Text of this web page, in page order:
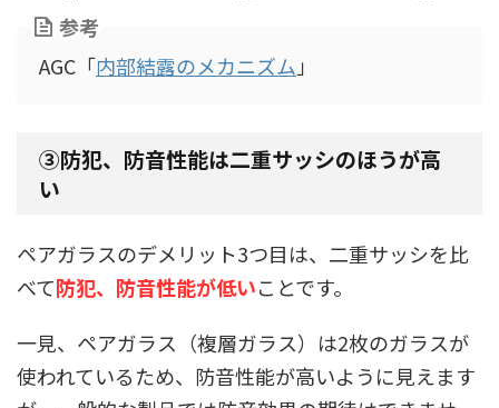
参考
AGC「内部結露のメカニズム 」
③防犯、防音性能は二重サッシのほうが高
い
ペアガラスのデメリット3つ目は、二重サッシを比
べて防犯、防音性能が低いことです。
一見、ペアガラス（複層ガラス）は2枚のガラスが
使われているため、防音性能が高いように見えます